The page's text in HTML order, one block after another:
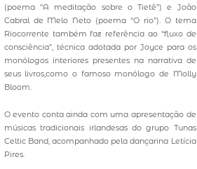
(poema “A meditação sobre o Tietê”) e João
Cabral de Melo Neto (poema “O rio”). O tema
Riocorrente também faz referência ao “fluxo de
consciência”, técnica adotada por Joyce para os
monólogos interiores presentes na narrativa de
seus livros,como o famoso monólogo de Molly
Bloom.
O evento conta ainda com uma apresentação de
músicas tradicionais irlandesas do grupo Tunas
Celtic Band, acompanhado pela dançarina Letícia
Pires.